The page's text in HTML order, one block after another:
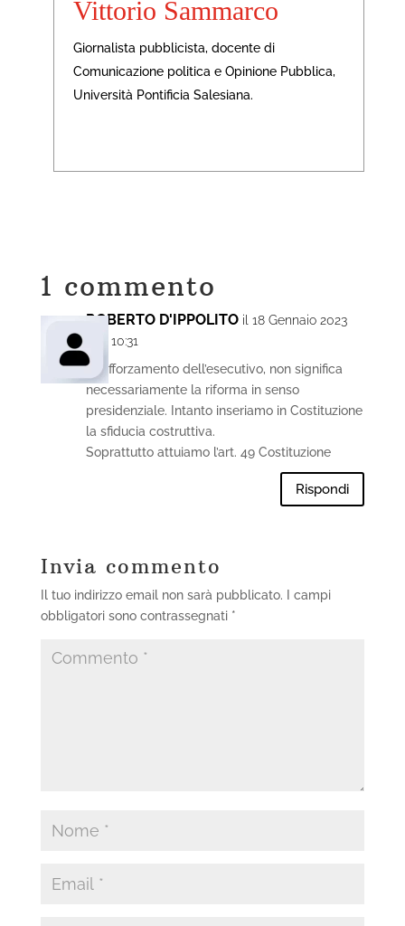
Vittorio Sammarco
Giornalista pubblicista, docente di
Comunicazione politica e Opinione Pubblica,
Università Pontificia Salesiana.
1 commento
ROBERTO D'IPPOLITO il 18 Gennaio 2023
alle 10:31
Il rafforzamento dell’esecutivo, non significa
necessariamente la riforma in senso
presidenziale. Intanto inseriamo in Costituzione
la sfiducia costruttiva.
Soprattutto attuiamo l’art. 49 Costituzione
Rispondi
Invia commento
Il tuo indirizzo email non sarà pubblicato.
I campi
obbligatori sono contrassegnati *